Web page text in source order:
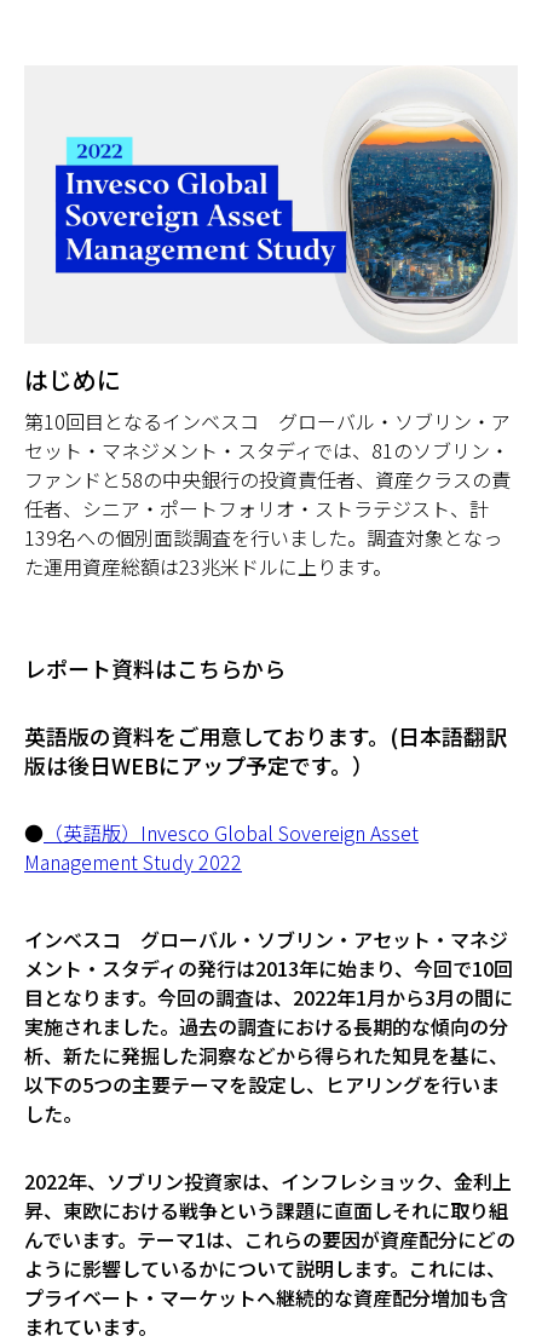
はじめに
第10回目となるインベスコ グローバル・ソブリン・ア
セット・マネジメント・スタディでは、81のソブリン・
ファンドと58の中央銀行の投資責任者、資産クラスの責
任者、シニア・ポートフォリオ・ストラテジスト、計
139名への個別面談調査を行いました。調査対象となっ
た運用資産総額は23兆米ドルに上ります。
レポート資料はこちらから
英語版の資料をご用意しております。(日本語翻訳
版は後日WEBにアップ予定です。）
● （英語版）Invesco Global Sovereign Asset
Management Study 2022
インベスコ グローバル・ソブリン・アセット・マネジ
メント・スタディの発行は2013年に始まり、今回で10回
目となります。今回の調査は、2022年1月から3月の間に
実施されました。過去の調査における長期的な傾向の分
析、新たに発掘した洞察などから得られた知見を基に、
以下の5つの主要テーマを設定し、ヒアリングを行いま
した。
2022年、ソブリン投資家は、インフレショック、金利上
昇、東欧における戦争という課題に直面しそれに取り組
んでいます。テーマ1は、これらの要因が資産配分にどの
ように影響しているかについて説明します。これには、
プライベート・マーケットへ継続的な資産配分増加も含
まれています。